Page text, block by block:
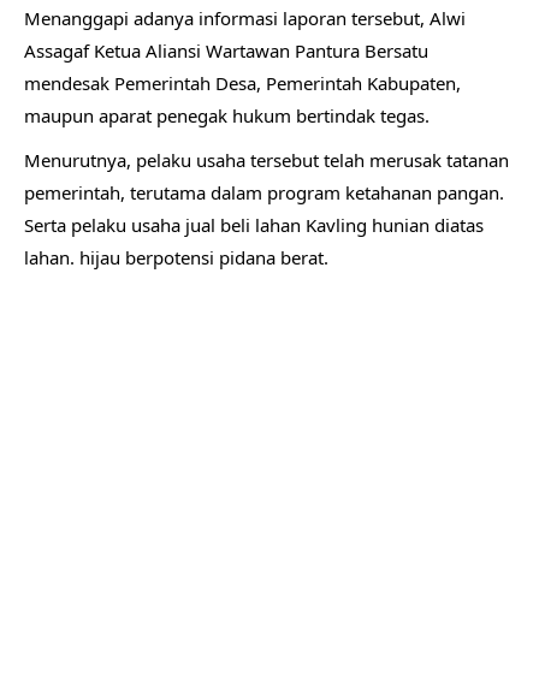
Menanggapi adanya informasi laporan tersebut, Alwi
Assagaf Ketua Aliansi Wartawan Pantura Bersatu
mendesak Pemerintah Desa, Pemerintah Kabupaten,
maupun aparat penegak hukum bertindak tegas.
Menurutnya, pelaku usaha tersebut telah merusak tatanan
pemerintah, terutama dalam program ketahanan pangan.
Serta pelaku usaha jual beli lahan Kavling hunian diatas
lahan. hijau berpotensi pidana berat.